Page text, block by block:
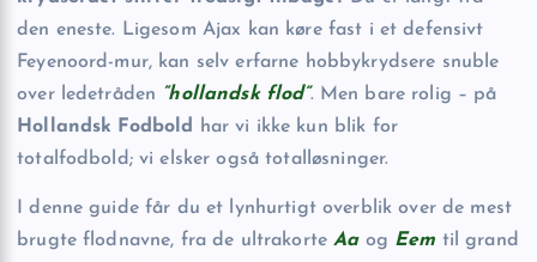
den eneste. Ligesom Ajax kan køre fast i et defensivt
Feyenoord-mur, kan selv erfarne hobbykrydsere snuble
over ledetråden “hollandsk flod”. Men bare rolig – på
Hollandsk Fodbold har vi ikke kun blik for
totalfodbold; vi elsker også totalløsninger.
I denne guide får du et lynhurtigt overblik over de mest
brugte flodnavne, fra de ultrakorteAaog Eem til grand